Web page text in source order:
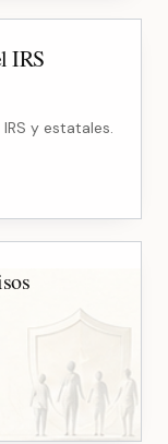
IRS
y estatales.